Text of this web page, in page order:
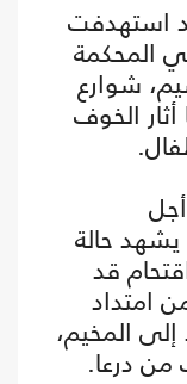
استهدفت
المحكمة
شوارع
الخوف
حالة
قد
امتداد
إلى المخيم،
من درعا.